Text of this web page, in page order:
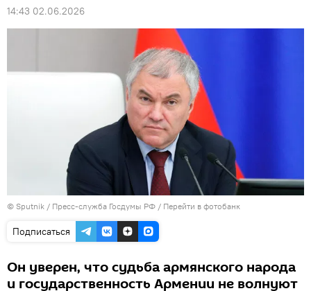
14:43 02.06.2026
© Sputnik / Пресс-служба Госдумы РФ / Перейти в фотобанк
Подписаться
Он уверен, что судьба армянского народа
и государственность Армении не волнуют